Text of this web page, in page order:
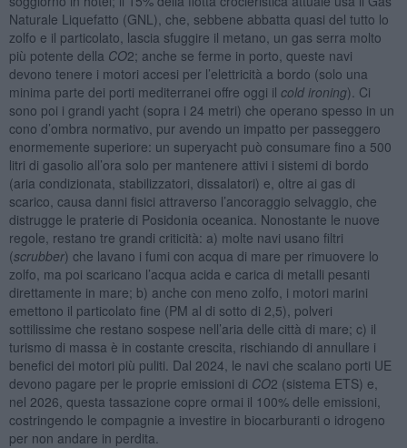
Naturale Liquefatto (GNL), che, sebbene abbatta quasi del tutto lo
zolfo e il particolato, lascia sfuggire il metano, un gas serra molto
più potente della CO2; anche se ferme in porto, queste navi
devono tenere i motori accesi per l’elettricità a bordo (solo una
minima parte dei porti mediterranei offre oggi il cold ironing). Ci
sono poi i grandi yacht (sopra i 24 metri) che operano spesso in un
cono d’ombra normativo, pur avendo un impatto per passeggero
enormemente superiore: un superyacht può consumare fino a 500
litri di gasolio all’ora solo per mantenere attivi i sistemi di bordo
(aria condizionata, stabilizzatori, dissalatori) e, oltre ai gas di
scarico, causa danni fisici attraverso l’ancoraggio selvaggio, che
distrugge le praterie di Posidonia oceanica. Nonostante le nuove
regole, restano tre grandi criticità: a) molte navi usano filtri
(scrubber) che lavano i fumi con acqua di mare per rimuovere lo
zolfo, ma poi scaricano l’acqua acida e carica di metalli pesanti
direttamente in mare; b) anche con meno zolfo, i motori marini
emettono il particolato fine (PM al di sotto di 2,5), polveri
sottilissime che restano sospese nell’aria delle città di mare; c) il
turismo di massa è in costante crescita, rischiando di annullare i
benefici dei motori più puliti. Dal 2024, le navi che scalano porti UE
devono pagare per le proprie emissioni di CO2 (sistema ETS) e,
nel 2026, questa tassazione copre ormai il 100% delle emissioni,
costringendo le compagnie a investire in biocarburanti o idrogeno
per non andare in perdita.